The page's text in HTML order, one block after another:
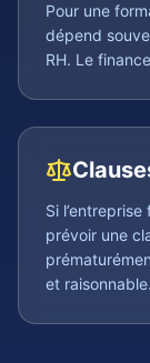
Pour une
dépend
RH. Le
Si
prévoir une
et raisonnable.